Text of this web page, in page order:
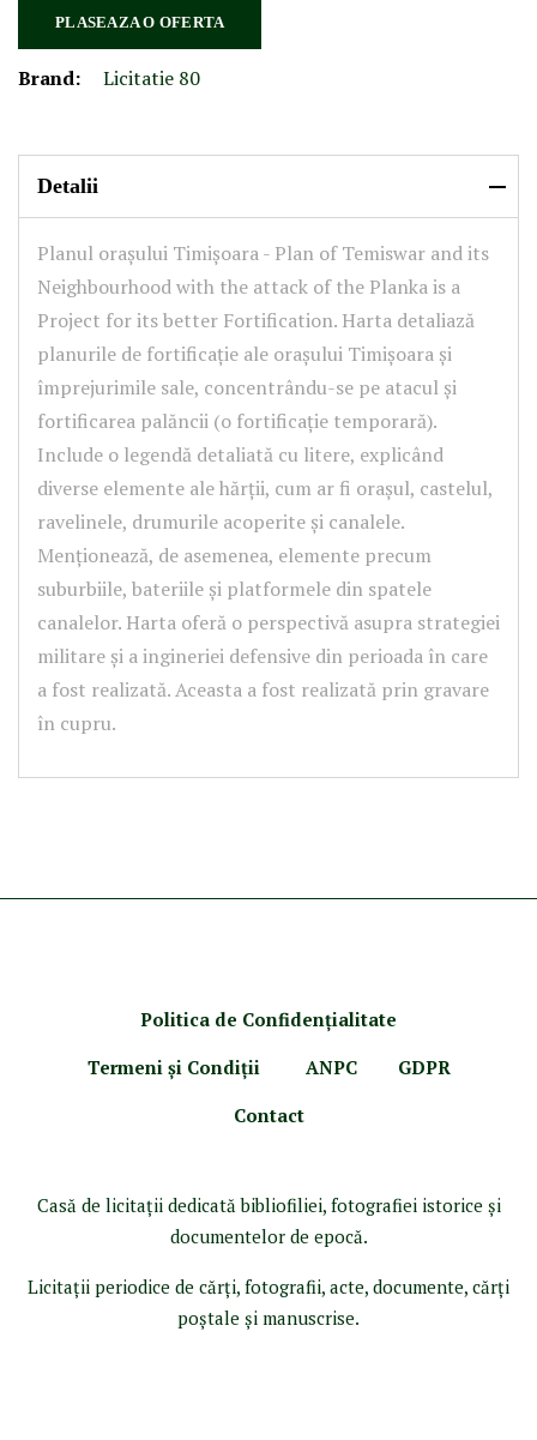
PLASEAZA O OFERTA
Brand: Licitatie 80
Detalii
Planul orașului Timișoara - Plan of Temiswar and its
Neighbourhood with the attack of the Planka is a
Project for its better Fortification. Harta detaliază
planurile de fortificație ale orașului Timișoara și
împrejurimile sale, concentrându-se pe atacul și
fortificarea palăncii (o fortificație temporară).
Include o legendă detaliată cu litere, explicând
diverse elemente ale hărții, cum ar fi orașul, castelul,
ravelinele, drumurile acoperite și canalele.
Menționează, de asemenea, elemente precum
suburbiile, bateriile și platformele din spatele
canalelor. Harta oferă o perspectivă asupra strategiei
militare și a ingineriei defensive din perioada în care
a fost realizată. Aceasta a fost realizată prin gravare
în cupru.
Politica de Confidenţialitate
Termeni şi Condiţii
ANPC
GDPR
Contact
Casă de licitaţii dedicată bibliofiliei, fotografiei istorice şi
documentelor de epocă.
Licitaţii periodice de cărţi, fotografii, acte, documente, cărţi
poştale şi manuscrise.